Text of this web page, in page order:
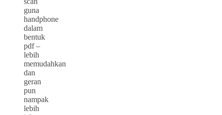
guna
handphone
dalam
bentuk
pdf –
lebih
memudahkan
dan
geran
pun
nampak
lebih